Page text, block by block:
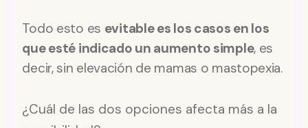
Todo esto es evitable es los casos en los
que esté indicado un aumento simple, es
decir, sin elevación de mamas o mastopexia.
¿Cuál de las dos opciones afecta más a la